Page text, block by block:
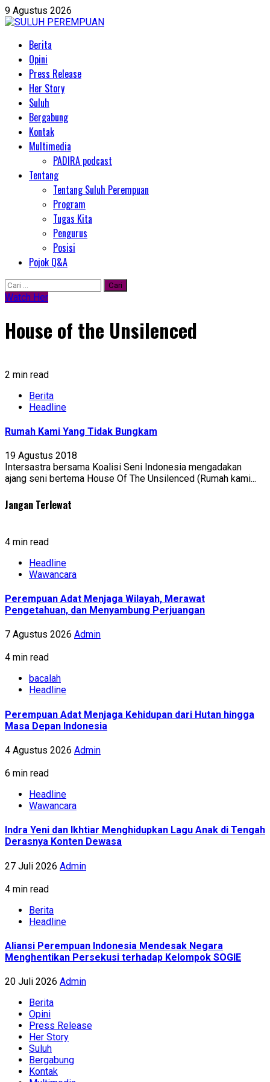
Skip
to
9 Agustus 2026
PrimaryBerita
Opini
Press Release
Her Story
Suluh
Bergabung
Kontak
Multimedia
PADIRA podcast
Tentang
Tentang Suluh Perempuan
Program
Tugas Kita
Pengurus
Posisi
Pojok Q&A
Cari
untuk:
Watch Her
House of the Unsilenced
2 min read
Berita
Headline
Rumah Kami Yang Tidak Bungkam
19 Agustus 2018
Intersastra bersama Koalisi Seni Indonesia mengadakan
ajang seni bertema House Of The Unsilenced (Rumah kami...
Jangan Terlewat
4 min read
Headline
Wawancara
Perempuan Adat Menjaga Wilayah, Merawat
Pengetahuan, dan Menyambung Perjuangan
7 Agustus 2026 Admin
4 min read
bacalah
Headline
Perempuan Adat Menjaga Kehidupan dari Hutan hingga
Masa Depan Indonesia
4 Agustus 2026 Admin
6 min read
Headline
Wawancara
Indra Yeni dan Ikhtiar Menghidupkan Lagu Anak di Tengah
Derasnya Konten Dewasa
27 Juli 2026 Admin
4 min read
Berita
Headline
Aliansi Perempuan Indonesia Mendesak Negara
Menghentikan Persekusi terhadap Kelompok SOGIE
20 Juli 2026 Admin
Berita
Opini
Press Release
Her Story
Suluh
Bergabung
Kontak